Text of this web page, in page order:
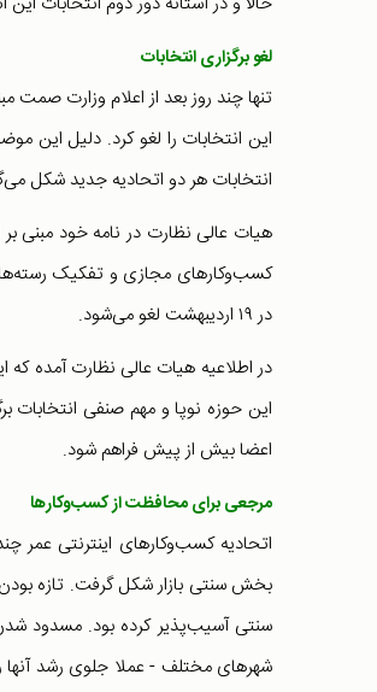
لغو برگزاری انتخابات
تنها چند روز بعد از اعلام وزارت
این انتخابات را لغو کرد. دلیل این
انتخابات هر دو اتحادیه جدید شکل
هیات عالی نظارت در نامه خود مبنی
کسب‌وکارهای مجازی و تفکیک
در ۱۹ اردیبهشت لغو می‌شود.
در اطلاعیه هیات عالی نظارت آمده
این حوزه نوپا و مهم صنفی انتخابات
اعضا بیش از پیش فراهم شود.
مرجعی برای محافظت از کسب‌وکارها
بخش سنتی بازار شکل گرفت. تازه
سنتی آسیب‌پذیر کرده بود. مسدود
شهرهای مختلف - عملا جلوی رشد آنها